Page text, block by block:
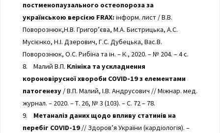
постменопаузального остеопороза за
українською версією FRAX:інформ. лист / В.В.
Поворознюк,Н.В. Григор’єва, М.А. Бистрицька, А.С.
Мусієнко, Н.І. Дзерович, Г.С. Дубецька, Вас.В.
Поворознюк, О.С. Рибіна та ін. – К., 2020. – № 204. – 4 с.
8. Малий В.П. Клініка та ускладнення
короновірусної хвороби COVID-19 з елементами
патогенезу/ В.П. Малий, І.В. Андрусович // Міжнар. мед.
журнал. – 2020. – Т. 26, № 3 (103). – С. 72 – 78.
9. Метаналіз даних щодо впливу статинів на
перебіг COVID-19// Здоров’я України (кардіологія). –